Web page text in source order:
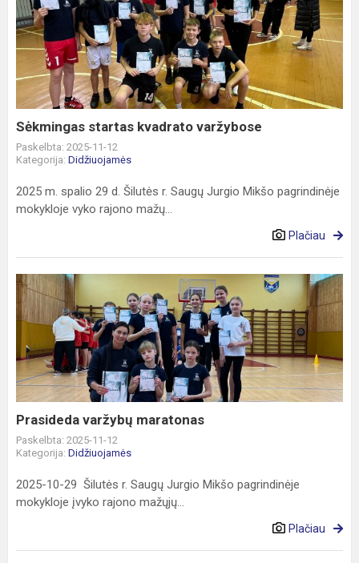
startas
kvadrato
varžybose
Sėkmingas startas kvadrato varžybose
Paskelbta: 2025-11-12
Kategorija: Didžiuojamės
2025 m. spalio 29 d. Šilutės r. Saugų Jurgio Mikšo pagrindinėje
mokykloje vyko rajono mažų...
Plačiau
Prasideda
varžybų
maratonas
Prasideda varžybų maratonas
Paskelbta: 2025-11-12
Kategorija: Didžiuojamės
2025-10-29 Šilutės r. Saugų Jurgio Mikšo pagrindinėje
mokykloje įvyko rajono mažųjų...
Plačiau